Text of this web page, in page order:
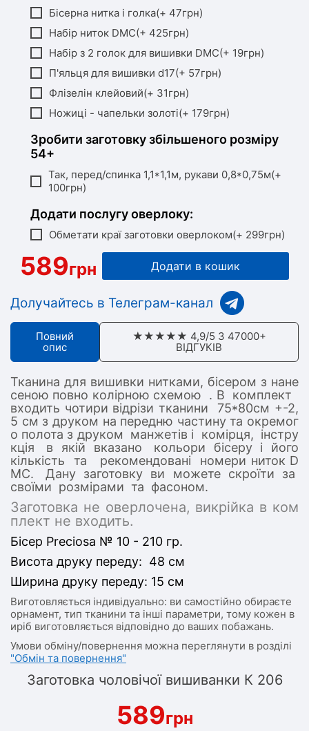
Бісерна нитка і голка(+ 47грн)
Набір ниток DMC(+ 425грн)
Набір з 2 голок для вишивки DMC(+ 19грн)
П'яльця для вишивки d17(+ 57грн)
Флізелін клейовий(+ 31грн)
Ножиці - чапельки золоті(+ 179грн)
Зробити заготовку збільшеного розміру
54+
Так, перед/спинка 1,1*1,1м, рукави 0,8*0,75м(+
100грн)
Додати послугу оверлоку:
Обметати краї заготовки оверлоком(+ 299грн)
589грн Додати в кошик
Долучайтесь в Телеграм-канал
Повний
опис
★★★★★ 4,9/5 З 47000+
ВІДГУКІВ
Тканина для вишивки нитками, бісером з нане
сеною повно колірною схемою . В комплект
входить чотири відрізи тканини 75*80см +-2,
5 см з друком на передню частину та окремог
о полота з друком манжетів і комірця, інстру
кція в якій вказано кольори бісеру і його
кількість та рекомендовані номери ниток D
MC. Дану заготовку ви можете скроїти за
своїми розмірами та фасоном.
Заготовка не оверлочена, викрійка в ком
плект не входить.
Бісер Preciosa № 10 - 210 гр.
Висота друку переду: 48 см
Ширина друку переду: 15 см
Виготовляється індивідуально: ви самостійно обираєте
орнамент, тип тканини та інші параметри, тому кожен в
иріб виготовляється відповідно до ваших побажань.
Умови обміну/повернення можна переглянути в розділі
"Обмін та повернення"
Заготовка чоловічої вишиванки К 206
589грн